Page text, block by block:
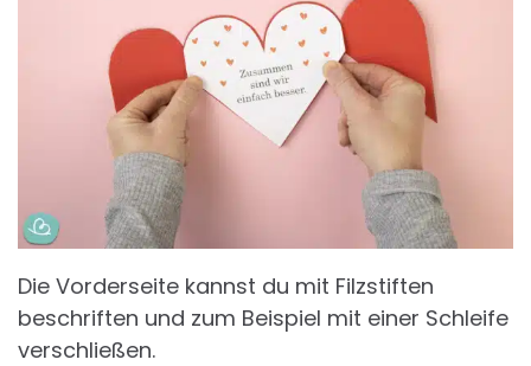
Die Vorderseite kannst du mit Filzstiften
beschriften und zum Beispiel mit einer Schleife
verschließen.